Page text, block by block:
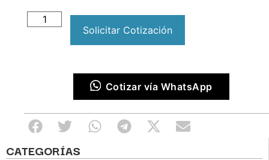
CATEGORÍAS
Solicitar Cotización
Cotizar vía WhatsApp